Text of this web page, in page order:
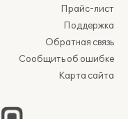
Прайс-лист
Поддержка
Обратная связь
Сообщить об ошибке
Карта сайта